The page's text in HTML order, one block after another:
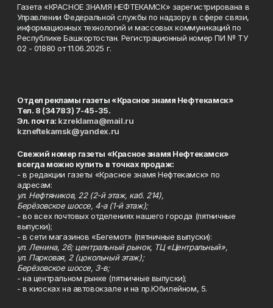
Газета «КРАСНОЕ ЗНАМЯ НЕФТЕКАМСК» зарегистрирована в
Управлении Федеральной службы по надзору в сфере связи,
информационных технологий и массовых коммуникаций по
Республике Башкортостан. Регистрационный номер ПИ № ТУ
02 - 01880 от 11.06.2025 г.
Отдел рекламы газеты «Красное знамя Нефтекамск»
Тел. 8 (34783) 7-45-35.
Эл. почта: kzreklama@mail.ru
kzneftekamsk@yandex.ru
Свежий номер газеты «Красное знамя Нефтекамск»
всегда можно купить в точках продаж:
- в редакции газеты «Красное знамя Нефтекамск» по
адресам:
ул. Нефтяников, 22 (2-й этаж, каб. 214),
Берёзовское шоссе, 4-а (1-й этаж);
- во всех почтовых отделениях нашего города (пятничные
выпуски);
- в сети магазинов «Бегемот» (пятничные выпуски):
ул. Ленина, 26; центральный рынок, ТЦ «Центральный»,
ул. Парковая, 2 (цокольный этаж);
Берёзовское шоссе, 3-в;
- на центральном рынке (пятничные выпуски);
- в киосках на автовокзале и на пр.Юбилейном, 5.